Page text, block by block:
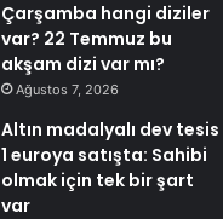
Çarşamba hangi diziler
var? 22 Temmuz bu
akşam dizi var mı?
Ağustos 7, 2026
Altın madalyalı dev tesis
1 euroya satışta: Sahibi
olmak için tek bir şart
var